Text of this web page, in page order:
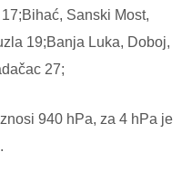
Sanski Most,
19;Banja Luka, Doboj,
27;
940 hPa, za 4 hPa je